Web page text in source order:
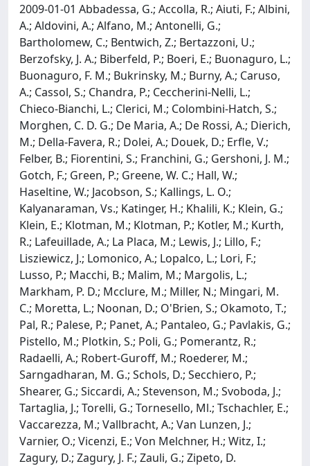
2009-01-01 Abbadessa, G.; Accolla, R.; Aiuti, F.; Albini,
A.; Aldovini, A.; Alfano, M.; Antonelli, G.;
Bartholomew, C.; Bentwich, Z.; Bertazzoni, U.;
Berzofsky, J. A.; Biberfeld, P.; Boeri, E.; Buonaguro, L.;
Buonaguro, F. M.; Bukrinsky, M.; Burny, A.; Caruso,
A.; Cassol, S.; Chandra, P.; Ceccherini-Nelli, L.;
Chieco-Bianchi, L.; Clerici, M.; Colombini-Hatch, S.;
Morghen, C. D. G.; De Maria, A.; De Rossi, A.; Dierich,
M.; Della-Favera, R.; Dolei, A.; Douek, D.; Erfle, V.;
Felber, B.; Fiorentini, S.; Franchini, G.; Gershoni, J. M.;
Gotch, F.; Green, P.; Greene, W. C.; Hall, W.;
Haseltine, W.; Jacobson, S.; Kallings, L. O.;
Kalyanaraman, Vs.; Katinger, H.; Khalili, K.; Klein, G.;
Klein, E.; Klotman, M.; Klotman, P.; Kotler, M.; Kurth,
R.; Lafeuillade, A.; La Placa, M.; Lewis, J.; Lillo, F.;
Lisziewicz, J.; Lomonico, A.; Lopalco, L.; Lori, F.;
Lusso, P.; Macchi, B.; Malim, M.; Margolis, L.;
Markham, P. D.; Mcclure, M.; Miller, N.; Mingari, M.
C.; Moretta, L.; Noonan, D.; O'Brien, S.; Okamoto, T.;
Pal, R.; Palese, P.; Panet, A.; Pantaleo, G.; Pavlakis, G.;
Pistello, M.; Plotkin, S.; Poli, G.; Pomerantz, R.;
Radaelli, A.; Robert-Guroff, M.; Roederer, M.;
Sarngadharan, M. G.; Schols, D.; Secchiero, P.;
Shearer, G.; Siccardi, A.; Stevenson, M.; Svoboda, J.;
Tartaglia, J.; Torelli, G.; Tornesello, Ml.; Tschachler, E.;
Vaccarezza, M.; Vallbracht, A.; Van Lunzen, J.;
Varnier, O.; Vicenzi, E.; Von Melchner, H.; Witz, I.;
Zagury, D.; Zagury, J. F.; Zauli, G.; Zipeto, D.